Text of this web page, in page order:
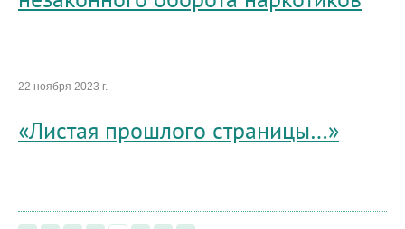
22 ноября 2023 г.
«Листая прошлого страницы…»